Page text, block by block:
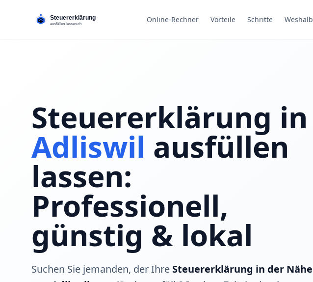
Online-Rechner Vorteile Schritte Weshalb
Steuererklärung in
Adliswil ausfüllen
lassen:
Professionell,
günstig & lokal
Suchen Sie jemanden, der Ihre Steuererklärung in der Nähe